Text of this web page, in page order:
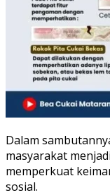
Dalam
masyarakat
memperkuat
sosial.